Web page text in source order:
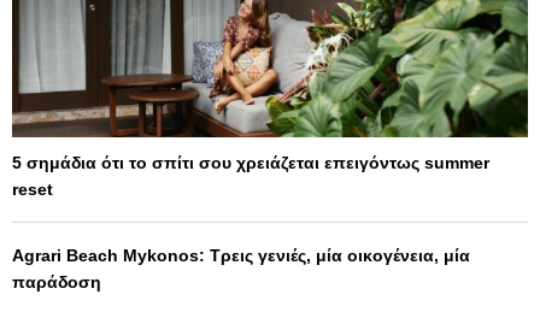
5 σημάδια ότι το σπίτι σου χρειάζεται επειγόντως summer
reset
Agrari Beach Mykonos: Τρεις γενιές, μία οικογένεια, μία
παράδοση